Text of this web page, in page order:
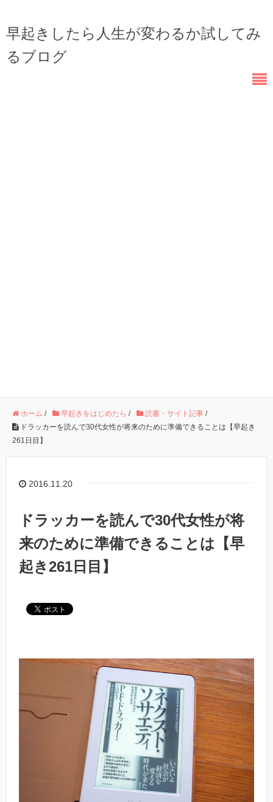
早起きしたら人生が変わるか試してみ
るブログ
ホーム / 早起きをはじめたら / 読書・サイト記事 /
ドラッカーを読んで30代女性が将来のために準備できることは【早起き
261日目】
2016.11.20
ドラッカーを読んで30代女性が将
来のために準備できることは【早
起き261日目】